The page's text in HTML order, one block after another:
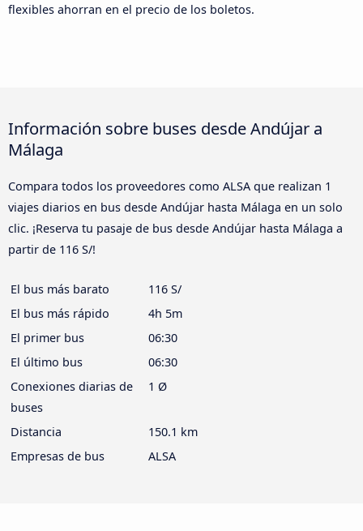
flexibles ahorran en el precio de los boletos.
Información sobre buses desde Andújar a
Málaga
Compara todos los proveedores como ALSA que realizan 1
viajes diarios en bus desde Andújar hasta Málaga en un solo
clic. ¡Reserva tu pasaje de bus desde Andújar hasta Málaga a
partir de 116 S/!
El bus más barato
116 S/
El bus más rápido
4h 5m
El primer bus
06:30
El último bus
06:30
Conexiones diarias de
buses
1 Ø
Distancia
150.1 km
Empresas de bus
ALSA